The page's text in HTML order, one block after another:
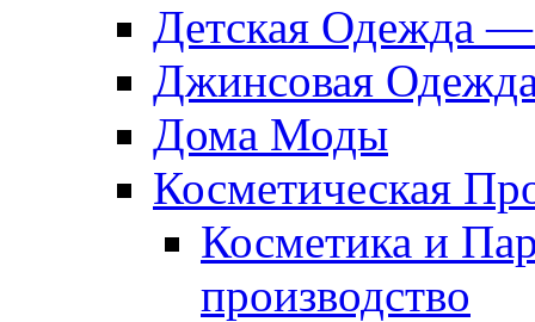
Детская Одежда
Джинсовая
Дома Моды
Косметическая
Косметика и
производство